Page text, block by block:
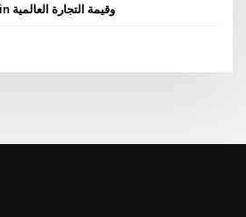
البيانات الكبيرة blockchain وقيمة التجارة العالمية